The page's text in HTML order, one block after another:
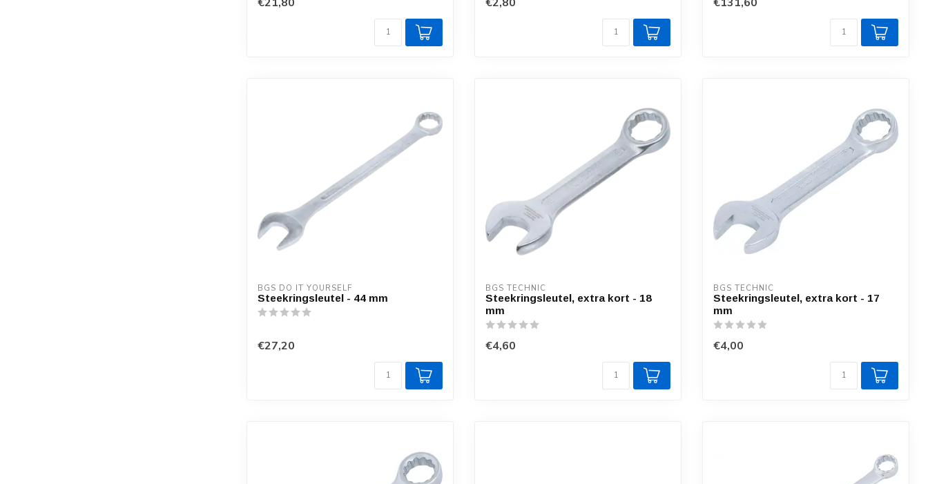
BGS DO IT YOURSELF
Steekringsleutel - 44 mm
€27,20
BGS TECHNIC
Steekringsleutel, extra kort - 18
mm
€4,60
BGS TECHNIC
Steekringsleutel, extra kort - 17
mm
€4,00